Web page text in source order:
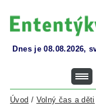
Dnes je 08.08.2026,
Úvod / Volný čas a děti